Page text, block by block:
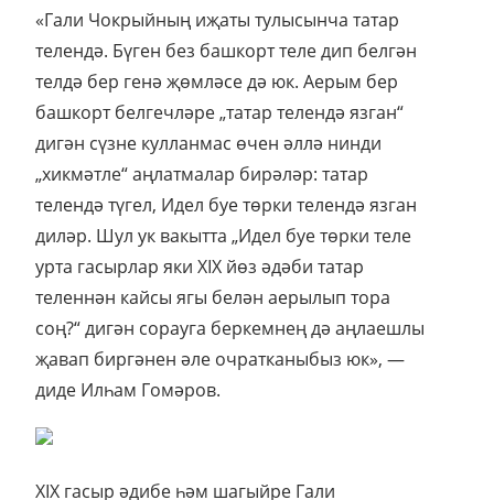
«Гали Чокрыйның иҗаты тулысынча татар
телендә. Бүген без башкорт теле дип белгән
телдә бер генә җөмләсе дә юк. Аерым бер
башкорт белгечләре „татар телендә язган“
дигән сүзне кулланмас өчен әллә нинди
„хикмәтле“ аңлатмалар бирәләр: татар
телендә түгел, Идел буе төрки телендә язган
диләр. Шул ук вакытта „Идел буе төрки теле
урта гасырлар яки XIX йөз әдәби татар
теленнән кайсы ягы белән аерылып тора
соң?“ дигән сорауга беркемнең дә аңлаешлы
җавап биргәнен әле очратканыбыз юк», —
диде Илһам Гомәров.
XIX гасыр әдибе һәм шагыйре Гали